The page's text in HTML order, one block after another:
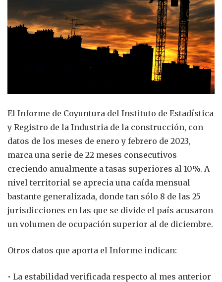
El Informe de Coyuntura del Instituto de Estadística
y Registro de la Industria de la construcción, con
datos de los meses de enero y febrero de 2023,
marca una serie de 22 meses consecutivos
creciendo anualmente a tasas superiores al 10%. A
nivel territorial se aprecia una caída mensual
bastante generalizada, donde tan sólo 8 de las 25
jurisdicciones en las que se divide el país acusaron
un volumen de ocupación superior al de diciembre.
Otros datos que aporta el Informe indican:
• La estabilidad verificada respecto al mes anterior